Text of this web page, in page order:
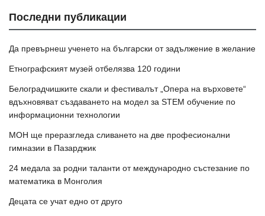
Последни публикации
Да превърнеш ученето на български от задължение в желание
Етнографският музей отбелязва 120 години
Белоградчишките скали и фестивалът „Опера на върховете“
вдъхновяват създаването на модел за STEM обучение по
информационни технологии
МОН ще преразгледа сливането на две професионални
гимназии в Пазарджик
24 медала за родни таланти от международно състезание по
математика в Монголия
Децата се учат едно от друго